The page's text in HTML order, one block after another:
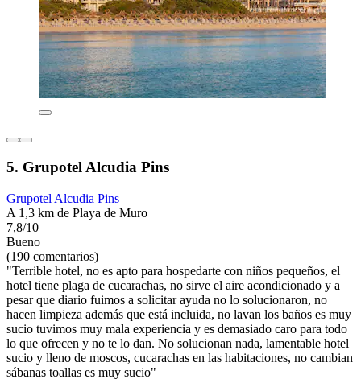
5. Grupotel Alcudia Pins
Grupotel Alcudia Pins
A 1,3 km de Playa de Muro
7,8/10
Bueno
(190 comentarios)
"Terrible hotel, no es apto para hospedarte con niños pequeños, el
hotel tiene plaga de cucarachas, no sirve el aire acondicionado y a
pesar que diario fuimos a solicitar ayuda no lo solucionaron, no
hacen limpieza además que está incluida, no lavan los baños es muy
sucio tuvimos muy mala experiencia y es demasiado caro para todo
lo que ofrecen y no te lo dan. No solucionan nada, lamentable hotel
sucio y lleno de moscos, cucarachas en las habitaciones, no cambian
sábanas toallas es muy sucio"